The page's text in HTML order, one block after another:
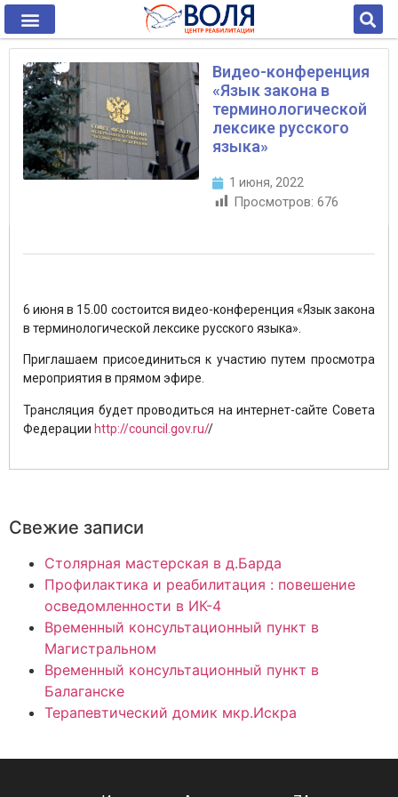
Видео-конференция
«Язык закона в
терминологической
лексике русского
языка»
1 июня, 2022
Просмотров: 676
6 июня в 15.00 состоится видео-конференция «Язык закона
в терминологической лексике русского языка».
Приглашаем присоединиться к участию путем просмотра
мероприятия в прямом эфире.
Трансляция будет проводиться на интернет-сайте Совета
Федерации http://council.gov.ru//
Свежие записи
Столярная мастерская в д.Барда
Профилактика и реабилитация : повешение
осведомленности в ИК-4
Временный консультационный пункт в
Магистральном
Временный консультационный пункт в
Балаганске
Терапевтический домик мкр.Искра